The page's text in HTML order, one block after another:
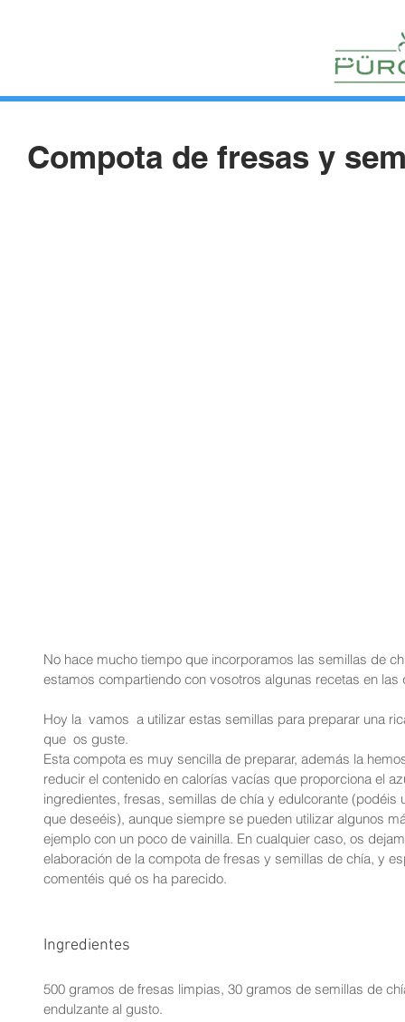
CONTACTO
Compota de fresas y
No hace mucho tiempo que incorporamos las semillas de
estamos compartiendo con vosotros algunas recetas en
Hoy la  vamos  a utilizar estas semillas para preparar una
que  os guste.
Esta compota es muy sencilla de preparar, además la
reducir el contenido en calorías vacías que proporciona el
ingredientes, fresas, semillas de chía y edulcorante (podéis
que deseéis), aunque siempre se pueden utilizar algunos
ejemplo con un poco de vainilla. En cualquier caso, os
elaboración de la compota de fresas y semillas de chía, y
comentéis qué os ha parecido.
Ingredientes
500 gramos de fresas limpias, 30 gramos de semillas de
endulzante al gusto.